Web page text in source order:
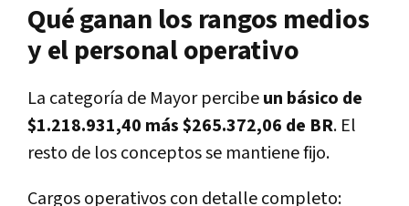
Qué ganan los rangos medios
y el personal operativo
La categoría de Mayor percibeun básico de
$1.218.931,40 más $265.372,06 de BR. El
resto de los conceptos se mantiene fijo.
Cargos operativos con detalle completo: